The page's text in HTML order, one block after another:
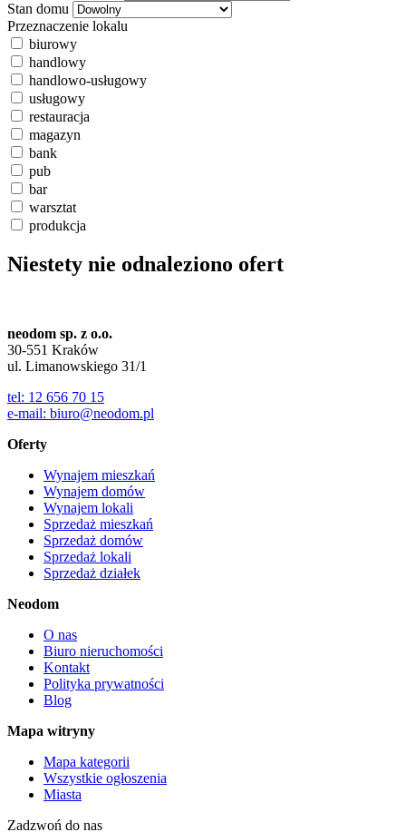
Stan domu
Przeznaczenie lokalu
biurowy
handlowy
handlowo-usługowy
usługowy
restauracja
magazyn
bank
pub
bar
warsztat
produkcja
Niestety nie odnaleziono ofert
neodom sp. z o.o.
30-551 Kraków
ul. Limanowskiego 31/1
tel: 12 656 70 15
e-mail: biuro@neodom.pl
Oferty
Wynajem mieszkań
Wynajem domów
Wynajem lokali
Sprzedaż mieszkań
Sprzedaż domów
Sprzedaż lokali
Sprzedaż działek
Neodom
O nas
Biuro nieruchomości
Kontakt
Polityka prywatności
Blog
Mapa witryny
Mapa kategorii
Wszystkie ogłoszenia
Miasta
Zadzwoń do nas